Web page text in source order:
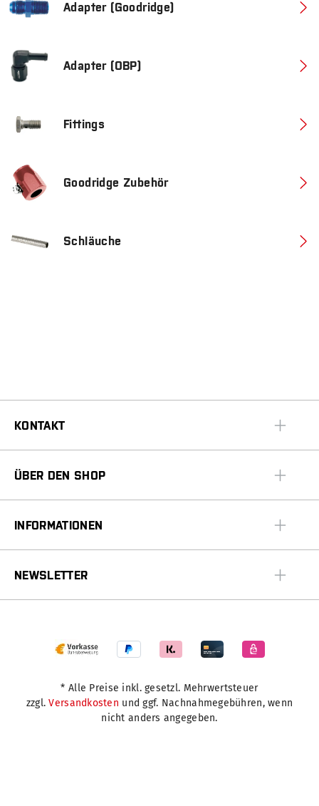
Adapter (Goodridge)
Adapter (OBP)
Fittings
Goodridge Zubehör
Schläuche
KONTAKT
ÜBER DEN SHOP
INFORMATIONEN
NEWSLETTER
* Alle Preise inkl. gesetzl. Mehrwertsteuer
zzgl.Versandkosten und ggf. Nachnahmegebühren, wenn
nicht anders angegeben.